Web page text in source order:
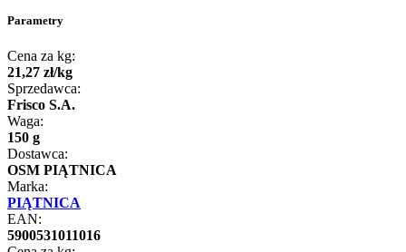
Parametry
Cena za kg:
21,27 zł/kg
Sprzedawca:
Frisco S.A.
Waga:
150 g
Dostawca:
OSM PIĄTNICA
Marka:
PIĄTNICA
EAN:
5900531011016